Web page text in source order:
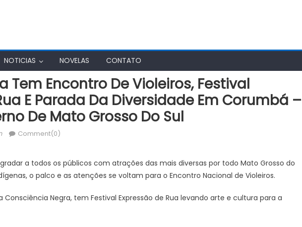
NOTICIAS NOVELAS CONTATO
Tem Encontro De Violeiros, Festival
E Parada Da Diversidade Em Corumbá –
De Mato Grosso Do Sul
Comment(0)
a todos os públicos com atrações das mais diversas por todo Mato Grosso do
o palco e as atenções se voltam para o Encontro Nacional de Violeiros.
Negra, tem Festival Expressão de Rua levando arte e cultura para a